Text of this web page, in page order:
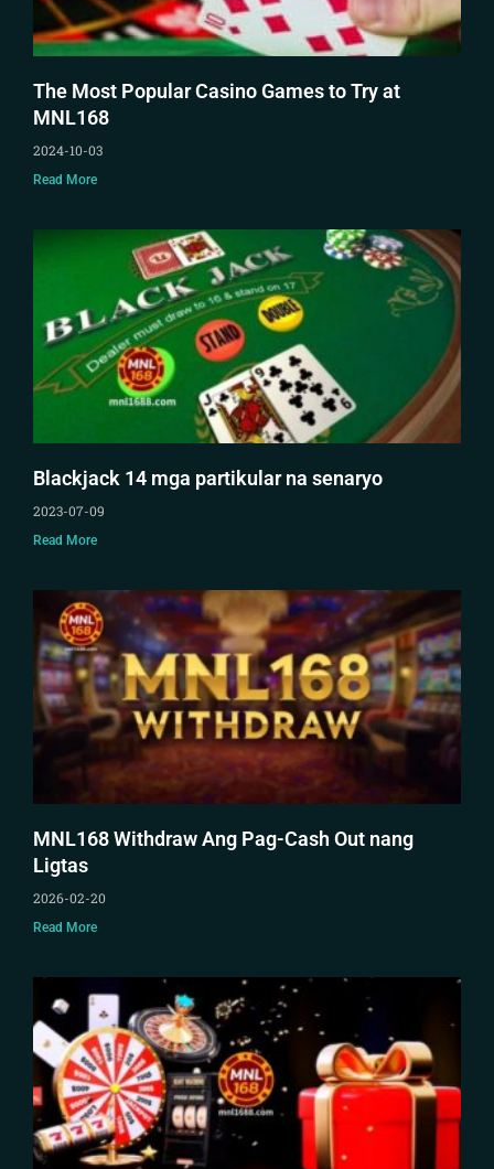
The Most Popular Casino Games to Try at
MNL168
2024-10-03
Read More
Blackjack 14 mga partikular na senaryo
2023-07-09
Read More
MNL168 Withdraw Ang Pag-Cash Out nang
Ligtas
2026-02-20
Read More